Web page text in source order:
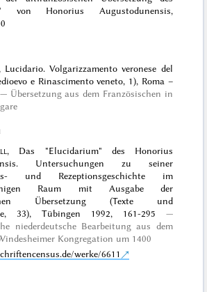
von Honorius Augustodunensis,
Lucidario. Volgarizzamento veronese del
e Rinascimento veneto, 1), Roma –
Übersetzung aus dem Französischen in
, Das "Elucidarium" des Honorius
Untersuchungen zu seiner
und Rezeptionsgeschichte im
Raum mit Ausgabe der
Übersetzung (Texte und
33), Tübingen 1992, 161-295
niederdeutsche Bearbeitung aus dem
Kongregation um 1400
werke/6611